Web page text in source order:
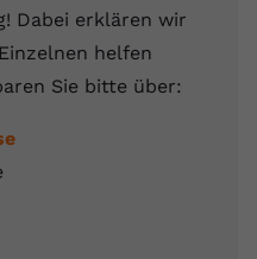
Dabei erklären wir
helfen
Sie bitte über: